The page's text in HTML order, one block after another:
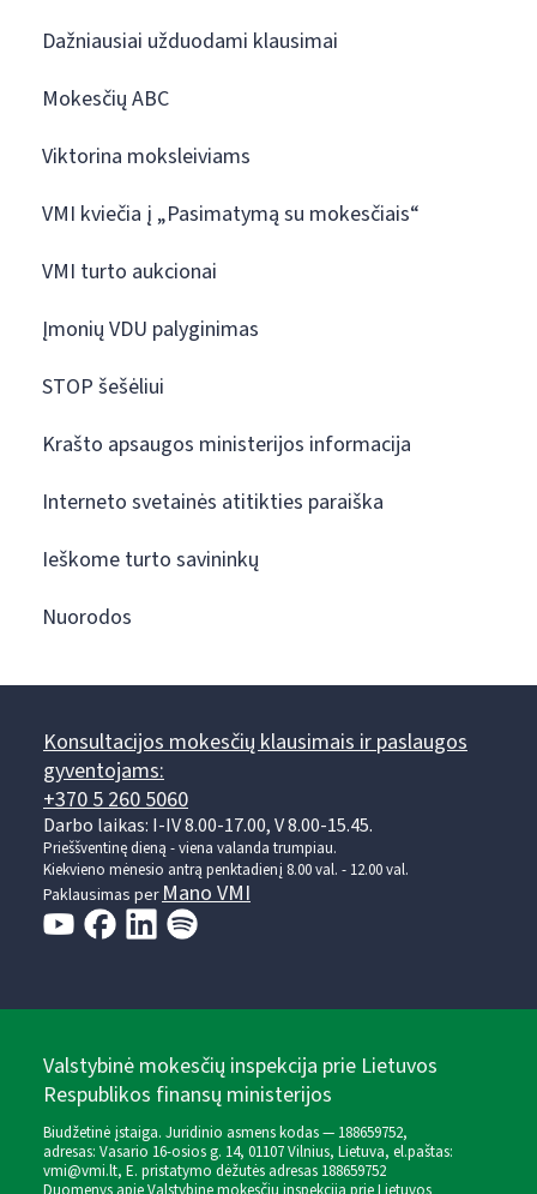
Dažniausiai užduodami klausimai
Mokesčių ABC
Viktorina moksleiviams
VMI kviečia į „Pasimatymą su mokesčiais“
VMI turto aukcionai
Įmonių VDU palyginimas
STOP šešėliui
Krašto apsaugos ministerijos informacija
Interneto svetainės atitikties paraiška
Ieškome turto savininkų
Nuorodos
Konsultacijos mokesčių klausimais ir paslaugos
gyventojams:
+370 5 260 5060
Darbo laikas: I-IV 8.00-17.00, V 8.00-15.45.
Prieššventinę dieną - viena valanda trumpiau.
Kiekvieno mėnesio antrą penktadienį 8.00 val. - 12.00 val.
Paklausimas perMano VMI
Valstybinė mokesčių inspekcija prie Lietuvos
Respublikos finansų ministerijos
Biudžetinė įstaiga. Juridinio asmens kodas — 188659752,
adresas: Vasario 16-osios g. 14, 01107 Vilnius, Lietuva, el.paštas:
vmi@vmi.lt, E. pristatymo dėžutės adresas 188659752